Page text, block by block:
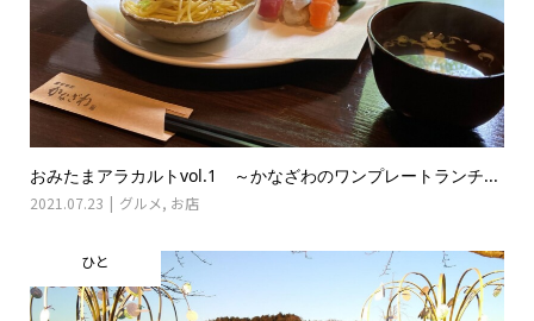
おみたまアラカルトvol.1 ～かなざわのワンプレートランチ...
2021.07.23 グルメ, お店
ひと